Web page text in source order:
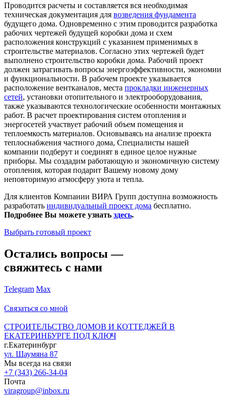
Проводится расчеты и составляется вся необходимая
техническая документация для возведения фундамента
будущего дома. Одновременно с этим проводится разработка
рабочих чертежей будущей коробки дома и схем
расположения конструкций с указанием применимых в
строительстве материалов. Согласно этих чертежей будет
выполнено строительство коробки дома. Рабочий проект
должен затрагивать вопросы энергоэффективности, экономии
и функциональности. В рабочем проекте указывается
расположение вентканалов, места прокладки инженерных
сетей, установки отопительного и электрооборудования,
также указываются технологические особенности монтажных
работ. В расчет проектирования систем отопления и
энергосетей участвует рабочий объем помещения и
теплоемкость материалов. Основываясь на анализе проекта
теплоснабжения частного дома, Специалисты нашей
компании подберут и соединят в единое целое нужные
приборы. Мы создадим работающую и экономичную систему
отопления, которая подарит Вашему новому дому
неповторимую атмосферу уюта и тепла.
Для клиентов Компании ВИРА Групп доступна возможность
разработать индивидуальный проект дома бесплатно.
Подробнее Вы можете узнать здесь.
Выбрать готовый проект
Остались вопросы —
свяжитесь с нами
Telegram Max
Связаться со мной
СТРОИТЕЛЬСТВО ДОМОВ И КОТТЕДЖЕЙ В
ЕКАТЕРИНБУРГЕ ПОД КЛЮЧ
г.Екатеринбург
ул. Шаумяна 87
Мы всегда на связи
+7 (343) 266-34-04
Почта
viragroup@inbox.ru